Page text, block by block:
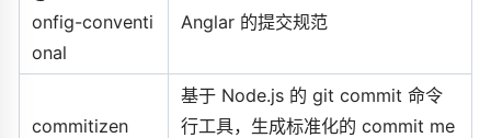
onfig-conventi
onal
Anglar 的提交规范
commitizen
基于 Node.js 的 git commit 命令
行工具，生成标准化的 commit me